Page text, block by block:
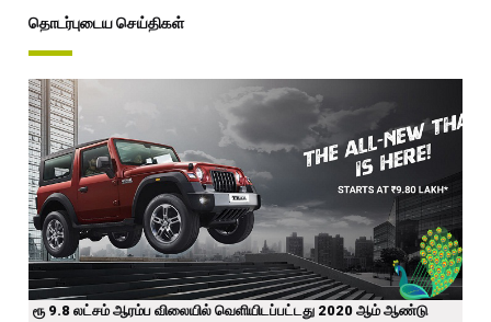
தொடர்புடைய செய்திகள்
ரூ 9.8 லட்சம் ஆரம்ப விலையில் வெளியிடப்பட்டது 2020 ஆம் ஆண்டு